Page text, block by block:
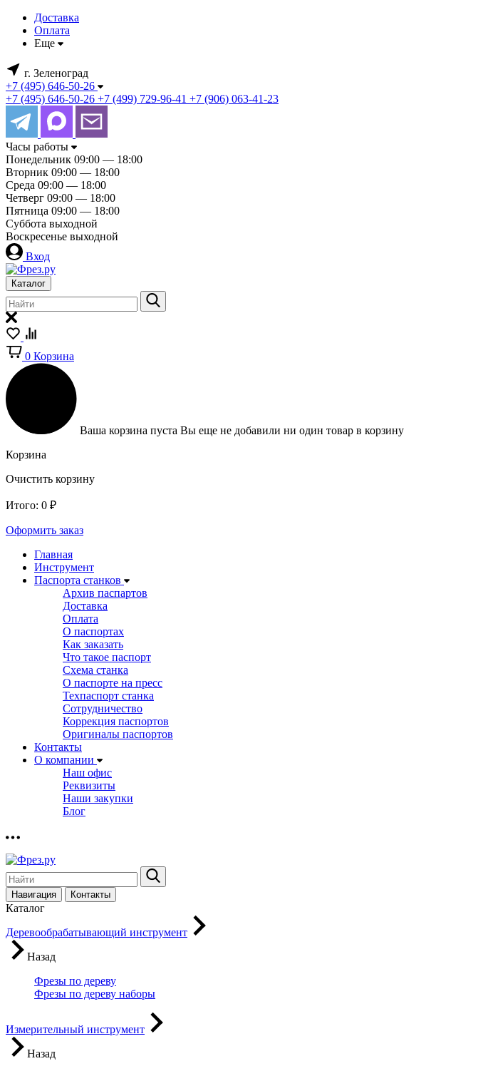
Доставка
Оплата
Еще
г. Зеленоград
+7 (495) 646-50-26
+7 (495) 646-50-26 +7 (499) 729-96-41 +7 (906) 063-41-23
Часы работы
Понедельник 09:00 — 18:00
Вторник 09:00 — 18:00
Среда 09:00 — 18:00
Четверг 09:00 — 18:00
Пятница 09:00 — 18:00
Суббота выходной
Воскресенье выходной
Вход
Каталог
0 Корзина
Ваша корзина пуста Вы еще не добавили ни один товар в корзину
Корзина
Очистить корзину
Итого: 0 ₽
Оформить заказ
Главная
Инструмент
Паспорта станков
Архив паспартов
Доставка
Оплата
О паспортах
Как заказать
Что такое паспорт
Схема станка
О паспорте на пресс
Техпаспорт станка
Сотрудничество
Коррекция паспортов
Оригиналы паспортов
Контакты
О компании
Наш офис
Реквизиты
Наши закупки
Блог
Навигация Контакты
Каталог
Деревообрабатывающий инструмент
Назад
Фрезы по дереву
Фрезы по дереву наборы
Измерительный инструмент
Назад